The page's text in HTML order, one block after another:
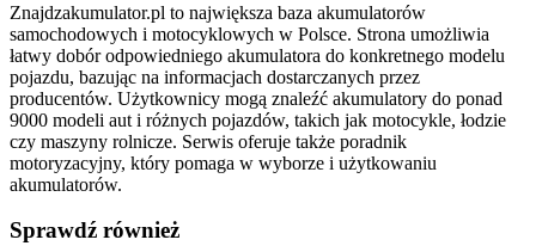
Znajdzakumulator.pl to największa baza akumulatorów
samochodowych i motocyklowych w Polsce. Strona umożliwia
łatwy dobór odpowiedniego akumulatora do konkretnego modelu
pojazdu, bazując na informacjach dostarczanych przez
producentów. Użytkownicy mogą znaleźć akumulatory do ponad
9000 modeli aut i różnych pojazdów, takich jak motocykle, łodzie
czy maszyny rolnicze. Serwis oferuje także poradnik
motoryzacyjny, który pomaga w wyborze i użytkowaniu
akumulatorów.
Sprawdź również